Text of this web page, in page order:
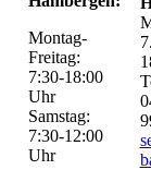
Montag-
Freitag:
7:30-18:00
Uhr
Samstag:
7:30-12:00
Uhr